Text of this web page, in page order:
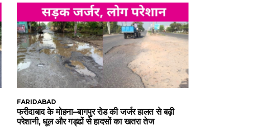
FARIDABAD
फरीदाबाद के मोहना–बागपुर रोड की जर्जर हालत से बढ़ी
परेशानी, धूल और गड्ढों से हादसों का खतरा तेज